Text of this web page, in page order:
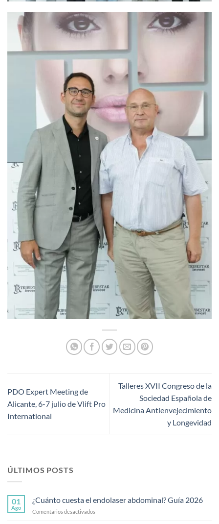
PDO Expert Meeting de
Alicante, 6-7 julio de Vlift Pro
International
Talleres XVII Congreso de la
Sociedad Española de
Medicina Antienvejecimiento
y Longevidad
ÚLTIMOS POSTS
01
Ago
¿Cuánto cuesta el endolaser abdominal? Guía 2026
Comentarios desactivados